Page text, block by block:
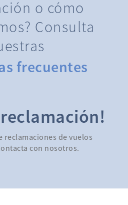
o cómo
Consulta
frecuentes
reclamaciones de vuelos
con nosotros.